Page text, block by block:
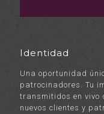
Identidad
Una oportunidad
patrocinadores. Tu
transmitidos en vivo
nuevos clientes y